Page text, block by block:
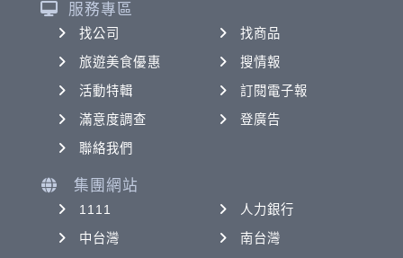
服務專區
找公司
找商品
旅遊美食優惠
搜情報
活動特輯
訂閱電子報
滿意度調查
登廣告
聯絡我們
集團網站
1111
人力銀行
中台灣
南台灣